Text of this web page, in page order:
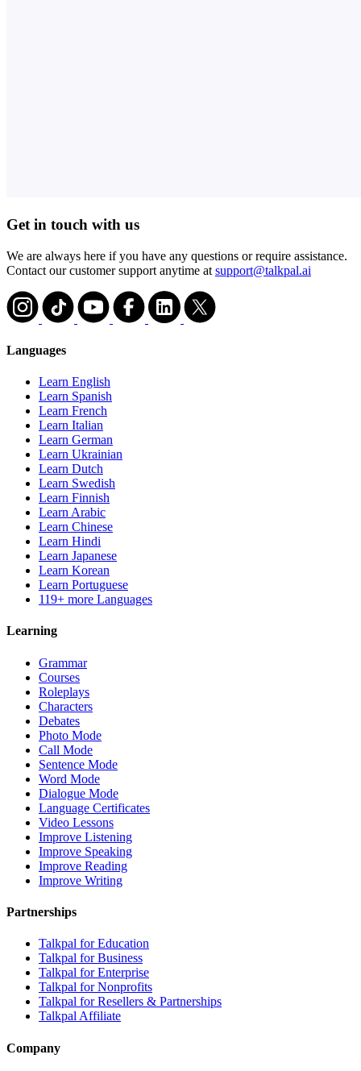
Get in touch with us
We are always here if you have any questions or require assistance.
Contact our customer support anytime at support@talkpal.ai
Languages
Learn English
Learn Spanish
Learn French
Learn Italian
Learn German
Learn Ukrainian
Learn Dutch
Learn Swedish
Learn Finnish
Learn Arabic
Learn Chinese
Learn Hindi
Learn Japanese
Learn Korean
Learn Portuguese
119+ more Languages
Learning
Grammar
Courses
Roleplays
Characters
Debates
Photo Mode
Call Mode
Sentence Mode
Word Mode
Dialogue Mode
Language Certificates
Video Lessons
Improve Listening
Improve Speaking
Improve Reading
Improve Writing
Partnerships
Talkpal for Education
Talkpal for Business
Talkpal for Enterprise
Talkpal for Nonprofits
Talkpal for Resellers & Partnerships
Talkpal Affiliate
Company